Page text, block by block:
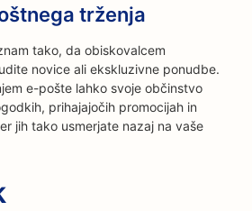
trženja
tako, da obiskovalcem
novice ali ekskluzivne ponudbe.
e-pošte lahko svoje občinstvo
prihajajočih promocijah in
jih tako usmerjate nazaj na vaše